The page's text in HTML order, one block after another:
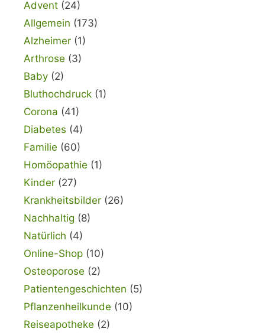
Advent (24)
Allgemein (173)
Alzheimer (1)
Arthrose (3)
Baby (2)
Bluthochdruck (1)
Corona (41)
Diabetes (4)
Familie (60)
Homöopathie (1)
Kinder (27)
Krankheitsbilder (26)
Nachhaltig (8)
Natürlich (4)
Online-Shop (10)
Osteoporose (2)
Patientengeschichten (5)
Pflanzenheilkunde (10)
Reiseapotheke (2)